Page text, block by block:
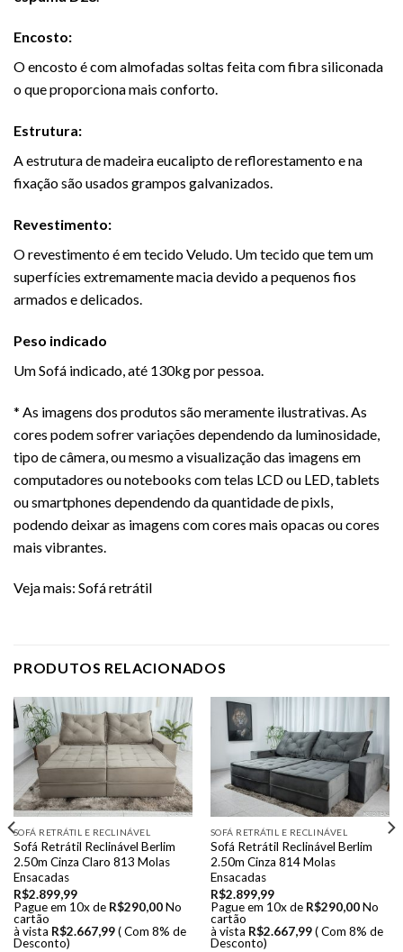
Encosto:
O encosto é com almofadas soltas feita com fibra siliconada
o que proporciona mais conforto.
Estrutura:
A estrutura de madeira eucalipto de reflorestamento e na
fixação são usados grampos galvanizados.
Revestimento:
O revestimento é em tecido Veludo. Um tecido que tem um
superfícies extremamente macia devido a pequenos fios
armados e delicados.
Peso indicado
UmSofá indicado, até 130kg por pessoa.
* As imagens dos produtos são meramente ilustrativas. As
cores podem sofrer variações dependendo da luminosidade,
tipo de câmera, ou mesmo a visualização das imagens em
computadores ou notebooks com telas LCD ou LED, tablets
ou smartphones dependendo da quantidade de pixls,
podendo deixar as imagens com cores mais opacas ou cores
mais vibrantes.
Veja mais: Sofá retrátil
PRODUTOS RELACIONADOS
SOFÁ RETRÁTIL E RECLINÁVEL
Sofá Retrátil Reclinável Berlim
2.50m Cinza Claro 813 Molas
Ensacadas
R$2.899,99
Pague em 10x de R$290,00 No
cartão
à vista R$2.667,99 ( Com 8% de
Desconto)
SOFÁ RETRÁTIL E RECLINÁVEL
Sofá Retrátil Reclinável Berlim
2.50m Cinza 814 Molas
Ensacadas
R$2.899,99
Pague em 10x de R$290,00 No
cartão
à vista R$2.667,99 ( Com 8% de
Desconto)